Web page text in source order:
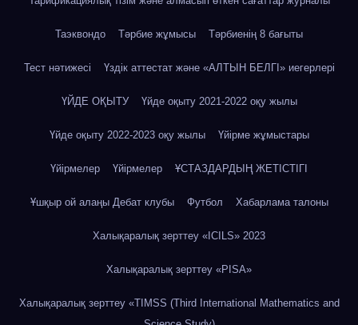
Таэквондо Тәрбие жұмысы Тәрбиенің 8 бағыты
Тест нәтижесі Үздік аттестат және «АЛТЫН БЕЛГІ» иегерлері
ҮЙДЕ ОҚЫТУ Үйде оқыту 2021-2022 оқу жылы
Үйде оқыту 2022-2023 оқу жылы Үйірме жұмыстары
Үйірмелер Үйірмелер ҰСТАЗДАРДЫҢ ЖЕТІСТІГІ
Ұшқыр ой алаңы Дебат клубы Футбол Хабарлама талоны
Халықаралық зерттеу «IСILS» 2023
Халықаралық зерттеу «PISA»
Халықаралық зерттеу «TIMSS (Third International Mathematics and